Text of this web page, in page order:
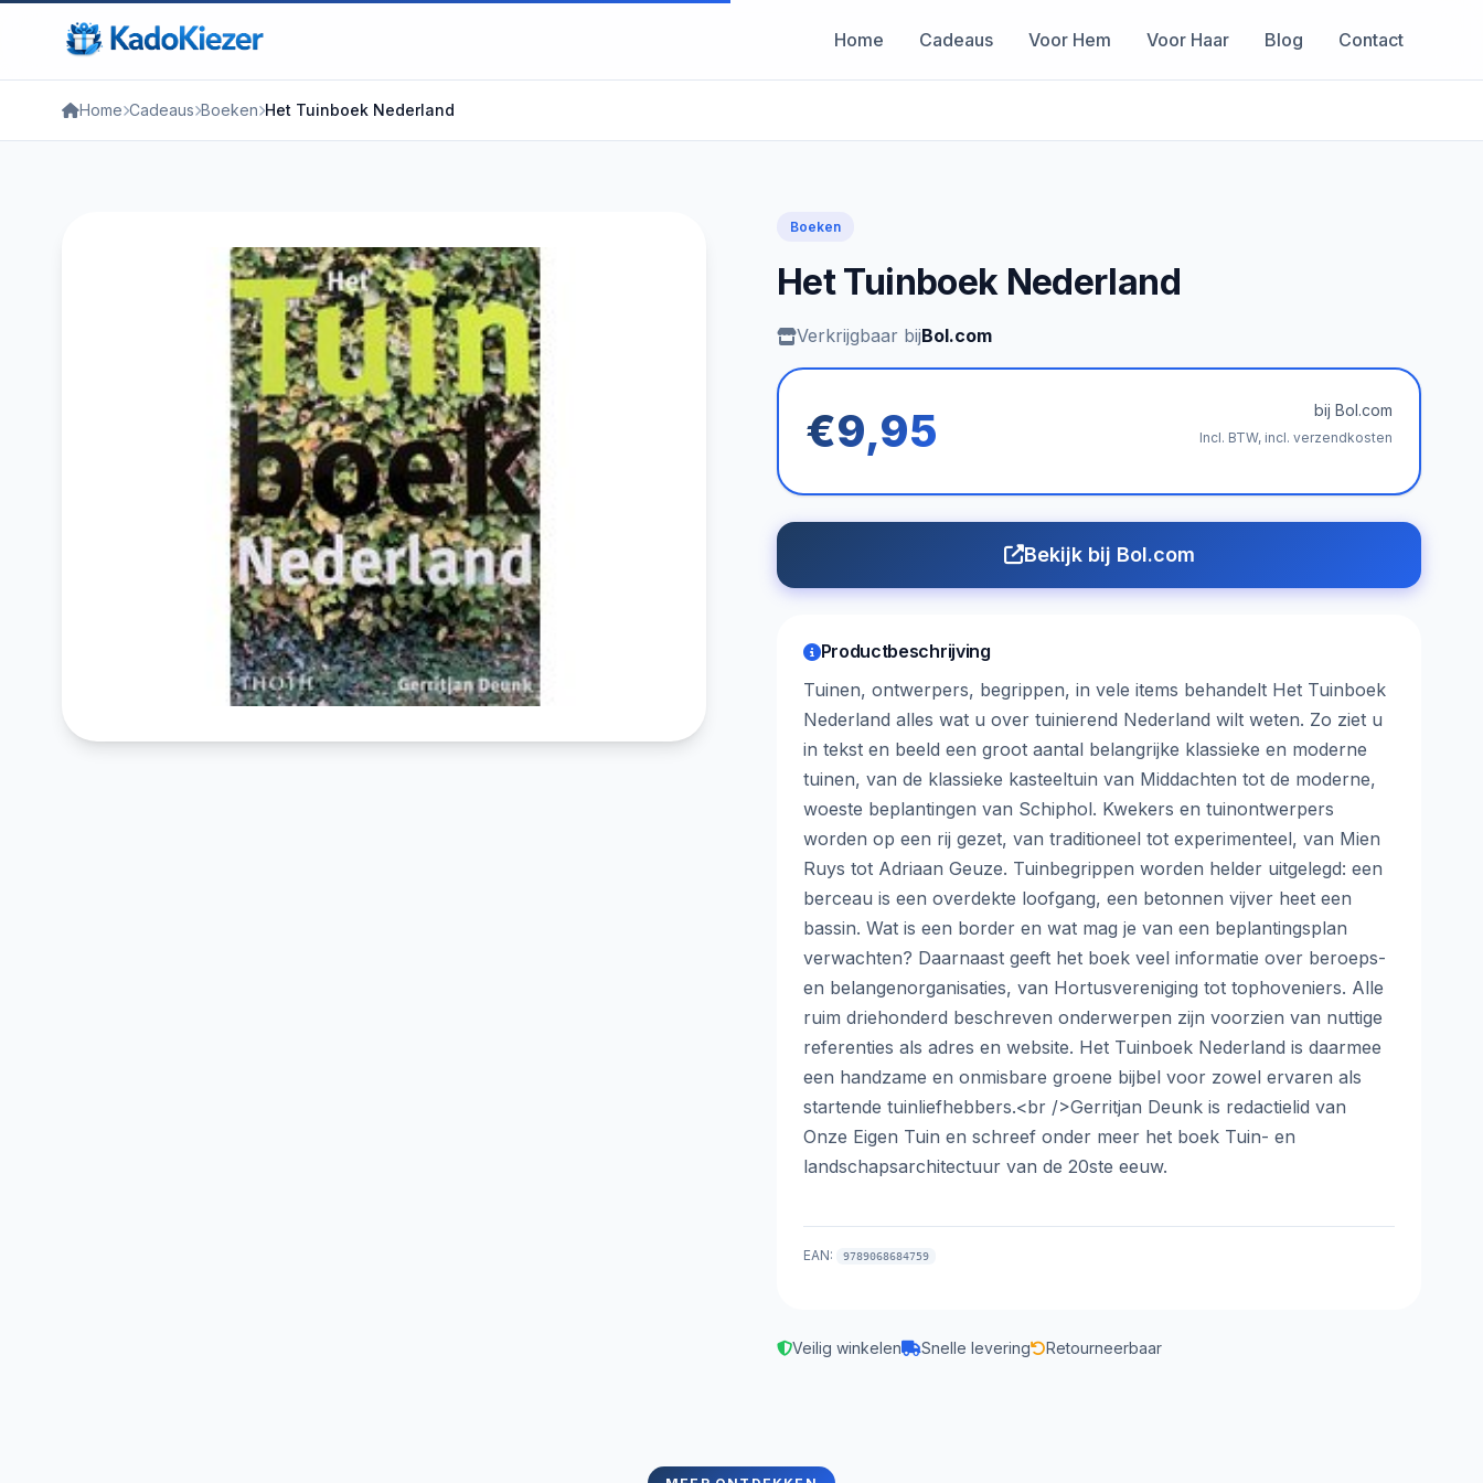
Home Cadeaus Voor Hem Voor Haar Blog Contact
Home Cadeaus Boeken Het Tuinboek Nederland
Boeken
Het Tuinboek Nederland
Verkrijgbaar bijBol.com
€9,95 bij Bol.com
Incl. BTW, incl. verzendkosten
Bekijk bij Bol.com
Productbeschrijving
Tuinen, ontwerpers, begrippen, in vele items behandelt Het Tuinboek
Nederland alles wat u over tuinierend Nederland wilt weten. Zo ziet u
in tekst en beeld een groot aantal belangrijke klassieke en moderne
tuinen, van de klassieke kasteeltuin van Middachten tot de moderne,
woeste beplantingen van Schiphol. Kwekers en tuinontwerpers
worden op een rij gezet, van traditioneel tot experimenteel, van Mien
Ruys tot Adriaan Geuze. Tuinbegrippen worden helder uitgelegd: een
berceau is een overdekte loofgang, een betonnen vijver heet een
bassin. Wat is een border en wat mag je van een beplantingsplan
verwachten? Daarnaast geeft het boek veel informatie over beroeps-
en belangenorganisaties, van Hortusvereniging tot tophoveniers. Alle
ruim driehonderd beschreven onderwerpen zijn voorzien van nuttige
referenties als adres en website. Het Tuinboek Nederland is daarmee
een handzame en onmisbare groene bijbel voor zowel ervaren als
startende tuinliefhebbers.<br />Gerritjan Deunk is redactielid van
Onze Eigen Tuin en schreef onder meer het boek Tuin- en
landschapsarchitectuur van de 20ste eeuw.
EAN: 9789068684759
Veilig winkelen Snelle levering Retourneerbaar